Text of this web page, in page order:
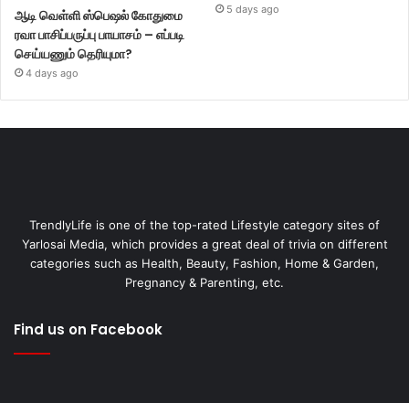
ஆடி வெள்ளி ஸ்பெஷல் கோதுமை
ரவா பாசிப்பருப்பு பாயாசம் – எப்படி
செய்யணும் தெரியுமா?
4 days ago
5 days ago
TrendlyLife is one of the top-rated Lifestyle category sites of
Yarlosai Media, which provides a great deal of trivia on different
categories such as Health, Beauty, Fashion, Home & Garden,
Pregnancy & Parenting, etc.
Find us on Facebook